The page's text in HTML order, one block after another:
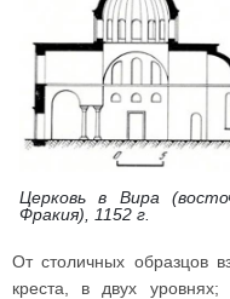
Церковь в Вира
Фракия), 1152 г.
От столичных образцов
креста, в двух